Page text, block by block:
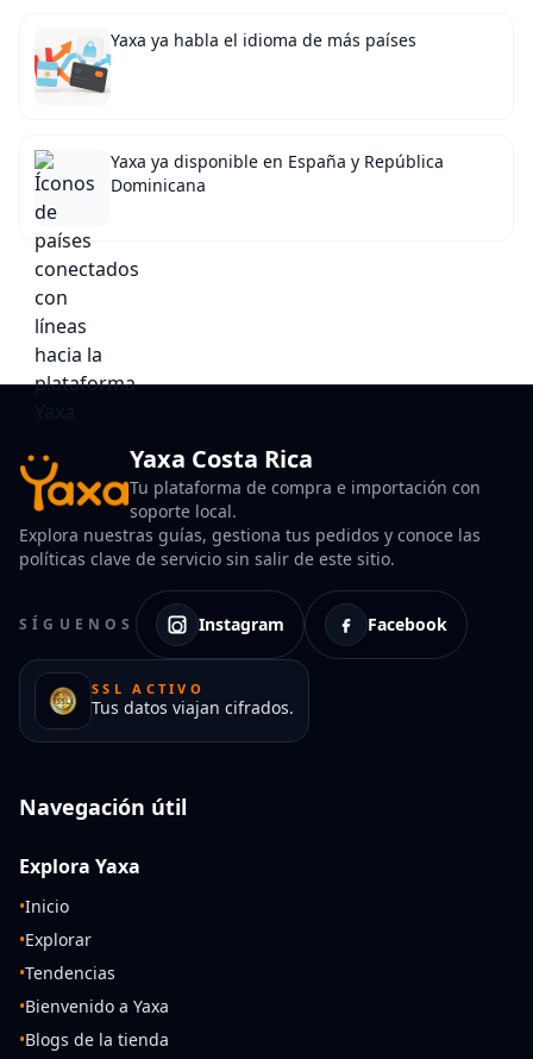
Yaxa ya habla el idioma de más países
Yaxa ya disponible en España y República
Dominicana
Yaxa Costa Rica
Tu plataforma de compra e importación con
soporte local.
Explora nuestras guías, gestiona tus pedidos y conoce las
políticas clave de servicio sin salir de este sitio.
SÍGUENOS Instagram Facebook
SSL ACTIVO
Tus datos viajan cifrados.
Navegación útil
Explora Yaxa
•Inicio
•Explorar
•Tendencias
•Bienvenido a Yaxa
•Blogs de la tienda